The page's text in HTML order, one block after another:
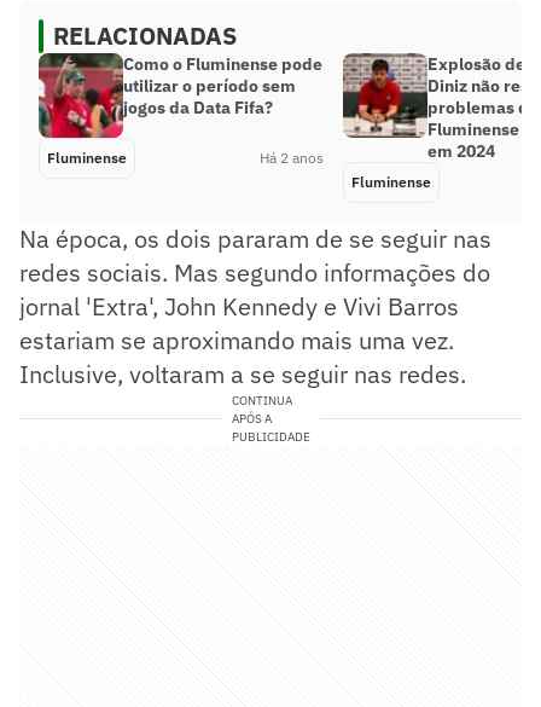
RELACIONADAS
Como o Fluminense pode
utilizar o período sem
jogos da Data Fifa?
Fluminense Há 2 anos
Explosão de
Diniz não
problemas do
Fluminense
em 2024
Fluminense
Na época, os dois pararam de se seguir nas
redes sociais. Mas segundo informações do
jornal 'Extra', John Kennedy e Vivi Barros
estariam se aproximando mais uma vez.
Inclusive, voltaram a se seguir nas redes.
CONTINUA
APÓS A
PUBLICIDADE